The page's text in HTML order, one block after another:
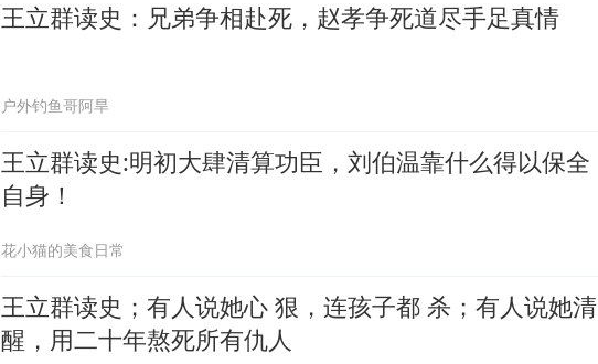
王立群读史：兄弟争相赴死，赵孝争死道尽手足真情
户外钓鱼哥阿旱
王立群读史:明初大肆清算功臣，刘伯温靠什么得以保全
自身！
花小猫的美食日常
王立群读史；有人说她心 狠，连孩子都 杀；有人说她清
醒，用二十年熬死所有仇人